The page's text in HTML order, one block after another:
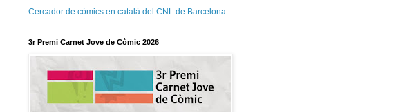
Cercador de còmics en català del CNL de Barcelona
3r Premi Carnet Jove de Còmic 2026